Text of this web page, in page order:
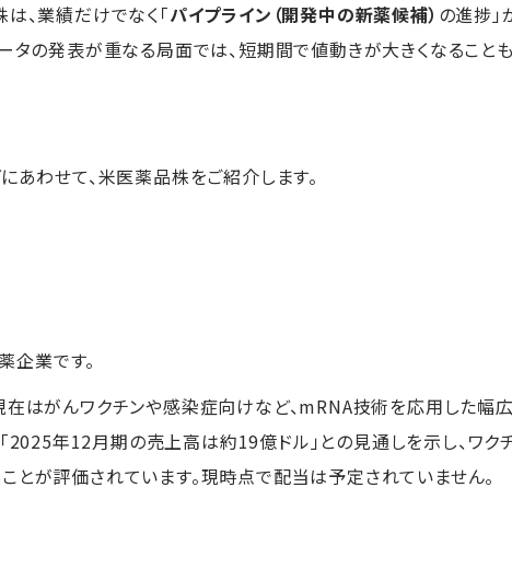
、業績だけでなく「パイプライン（開発中の新薬候補） の進捗」
タの発表が重なる局面では、短期間で値動きが大きくなること
あわせて、米医薬品株をご紹介します。
企業です。
はがんワクチンや感染症向けなど、mRNA技術を応用した幅
2025年12月期の売上高は約19億ドル」との見通しを示し、ワク
が評価されています。現時点で配当は予定されていません。